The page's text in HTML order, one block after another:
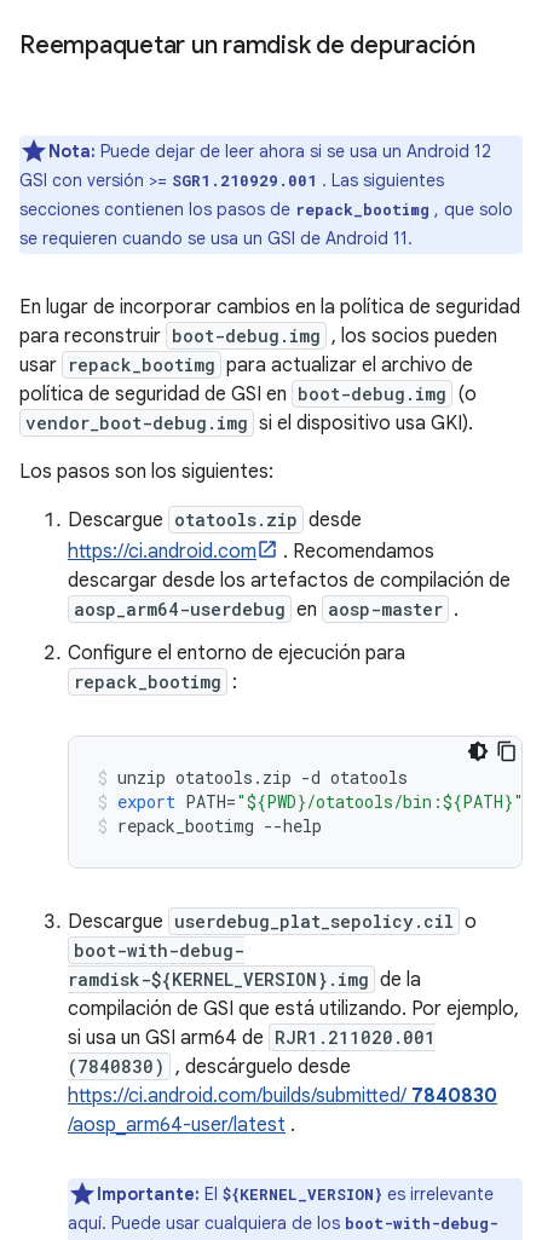
Reempaquetar un ramdisk de depuración
Nota: Puede dejar de leer ahora si se usa un Android 12
GSI con versión >= SGR1.210929.001 . Las siguientes
secciones contienen los pasos de repack_bootimg , que solo
se requieren cuando se usa un GSI de Android 11.
En lugar de incorporar cambios en la política de seguridad
para reconstruir boot-debug.img , los socios pueden
usar repack_bootimg para actualizar el archivo de
política de seguridad de GSI en boot-debug.img (o
vendor_boot-debug.img si el dispositivo usa GKI).
Los pasos son los siguientes:
Descargue otatools.zip desde
https://ci.android.com
. Recomendamos
descargar desde los artefactos de compilación de
aosp_arm64-userdebug en aosp-master .
Configure el entorno de ejecución para
repack_bootimg :
unzip otatools . zip -d otatools
export PATH="${PWD}/otatools/bin:${PATH}"
repack_bootimg --help
Descargue userdebug_plat_sepolicy.cil o
boot-with-debug-
ramdisk-${KERNEL_VERSION}.img de la
compilación de GSI que está utilizando. Por ejemplo,
si usa un GSI arm64 de RJR1.211020.001
(7840830) , descárguelo desde
https://ci.android.com/builds/submitted/ 7840830
/aosp_arm64-user/latest .
Importante: El ${KERNEL_VERSION} es irrelevante
aquí. Puede usar cualquiera de los boot-with-debug-